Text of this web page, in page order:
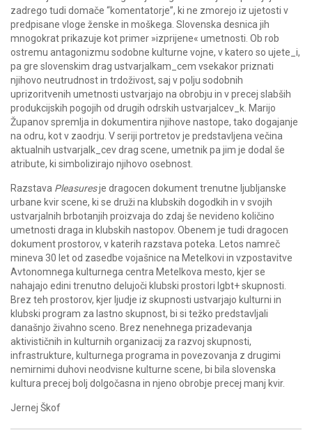
zadrego tudi domače “komentatorje”, ki ne zmorejo iz ujetosti v
predpisane vloge ženske in moškega. Slovenska desnica jih
mnogokrat prikazuje kot primer »izprijene« umetnosti. Ob rob
ostremu antagonizmu sodobne kulturne vojne, v katero so ujete_i,
pa gre slovenskim drag ustvarjalkam_cem vsekakor priznati
njihovo neutrudnost in trdoživost, saj v polju sodobnih
uprizoritvenih umetnosti ustvarjajo na obrobju in v precej slabših
produkcijskih pogojih od drugih odrskih ustvarjalcev_k. Marijo
Županov spremlja in dokumentira njihove nastope, tako dogajanje
na odru, kot v zaodrju. V seriji portretov je predstavljena večina
aktualnih ustvarjalk_cev drag scene, umetnik pa jim je dodal še
atribute, ki simbolizirajo njihovo osebnost.
Razstava Pleasuresje dragocen dokument trenutne ljubljanske
urbane kvir scene, ki se druži na klubskih dogodkih in v svojih
ustvarjalnih brbotanjih proizvaja do zdaj še nevideno količino
umetnosti draga in klubskih nastopov. Obenem je tudi dragocen
dokument prostorov, v katerih razstava poteka. Letos namreč
mineva 30 let od zasedbe vojašnice na Metelkovi in vzpostavitve
Avtonomnega kulturnega centra Metelkova mesto, kjer se
nahajajo edini trenutno delujoči klubski prostori lgbt+ skupnosti.
Brez teh prostorov, kjer ljudje iz skupnosti ustvarjajo kulturni in
klubski program za lastno skupnost, bi si težko predstavljali
današnjo živahno sceno. Brez nenehnega prizadevanja
aktivističnih in kulturnih organizacij za razvoj skupnosti,
infrastrukture, kulturnega programa in povezovanja z drugimi
nemirnimi duhovi neodvisne kulturne scene, bi bila slovenska
kultura precej bolj dolgočasna in njeno obrobje precej manj kvir.
Jernej Škof